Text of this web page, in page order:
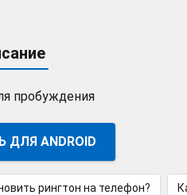
пробуждения
ДЛЯ ANDROID
рингтон на телефон?